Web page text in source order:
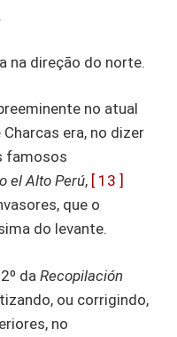
na direção do norte.
no atual
era, no dizer
famosos
el Alto Perú, [ 13 ]
que o
do levante.
da Recopilación
ou corrigindo,
no